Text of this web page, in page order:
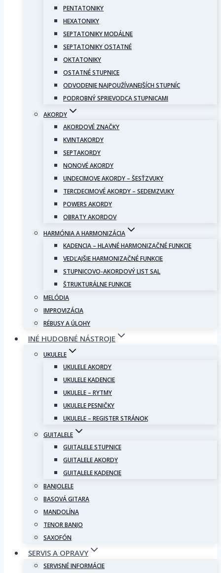
PENTATONIKY
HEXATONIKY
SEPTATONIKY MODÁLNE
SEPTATONIKY OSTATNÉ
OKTATONIKY
OSTATNÉ STUPNICE
ODVODENIE NAJPOUŽÍVANEJŠÍCH STUPNÍC
PODROBNÝ SPRIEVODCA STUPNICAMI
AKORDY
AKORDOVÉ ZNAČKY
KVINTAKORDY
SEPTAKORDY
NONOVÉ AKORDY
UNDECIMOVE AKORDY – ŠESŤZVUKY
TERCDECIMOVÉ AKORDY – SEDEMZVUKY
POWERS AKORDY
OBRATY AKORDOV
HARMÓNIA A HARMONIZÁCIA
KADENCIA – HLAVNÉ HARMONIZAČNÉ FUNKCIE
VEDĽAJŠIE HARMONIZAČNÉ FUNKCIE
STUPNICOVO-AKORDOVÝ LIST SAL
ŠTRUKTURÁLNE FUNKCIE
MELÓDIA
IMPROVIZÁCIA
RÉBUSY A ÚLOHY
INÉ HUDOBNÉ NÁSTROJE
UKULELE
UKULELE AKORDY
UKULELE KADENCIE
UKULELE – RYTMY
UKULELE PESNIČKY
UKULELE – REGISTER STRÁNOK
GUITALELE
GUITALELE STUPNICE
GUITALELE AKORDY
GUITALELE KADENCIE
BANJOLELE
BASOVÁ GITARA
MANDOLÍNA
TENOR BANJO
SAXOFÓN
SERVIS A OPRAVY
SERVISNÉ INFORMÁCIE